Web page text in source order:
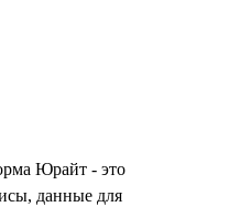
Юрайт - это
данные для